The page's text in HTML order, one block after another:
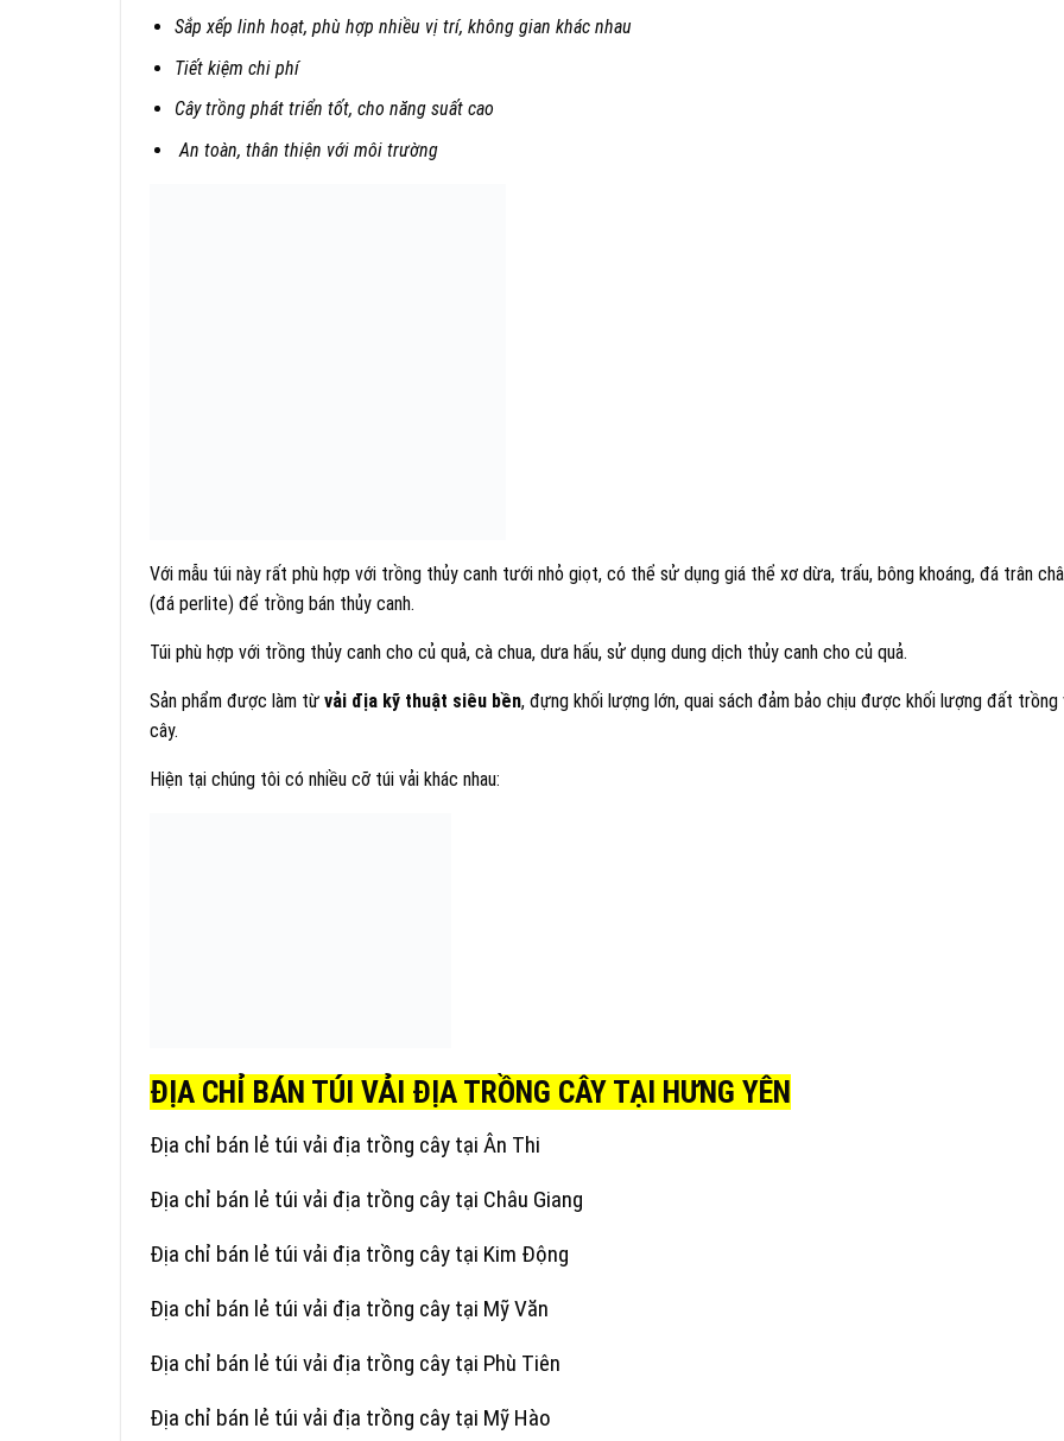
Sắp xếp linh hoạt, phù hợp nhiều vị trí, không gian khác nhau
Tiết kiệm chi phí
Cây trồng phát triển tốt, cho năng suất cao
An toàn, thân thiện với môi trường
Với mẫu túi này rất phù hợp với trồng thủy canh tưới nhỏ giọt, có thể sử dụng giá thể xơ dừa, trấu, bông khoáng, đá trân
(đá perlite) để trồng bán thủy canh.
Túi phù hợp với trồng thủy canh cho củ quả, cà chua, dưa hấu, sử dụng dung dịch thủy canh cho củ quả.
Sản phẩm được làm từ vải địa kỹ thuật siêu bền, đựng khối lượng lớn, quai sách đảm bảo chịu được khối lượng đất trồng
cây.
Hiện tại chúng tôi có nhiều cỡ túi vải khác nhau:
ĐỊA CHỈ BÁN TÚI VẢI ĐỊA TRỒNG CÂY TẠI HƯNG YÊN
Địa chỉ bán lẻ túi vải địa trồng cây tại Ân Thi
Địa chỉ bán lẻ túi vải địa trồng cây tại Châu Giang
Địa chỉ bán lẻ túi vải địa trồng cây tại Kim Động
Địa chỉ bán lẻ túi vải địa trồng cây tại Mỹ Văn
Địa chỉ bán lẻ túi vải địa trồng cây tại Phù Tiên
Địa chỉ bán lẻ túi vải địa trồng cây tại Mỹ Hào